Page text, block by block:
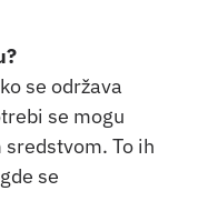
se održava
se mogu
To ih
se